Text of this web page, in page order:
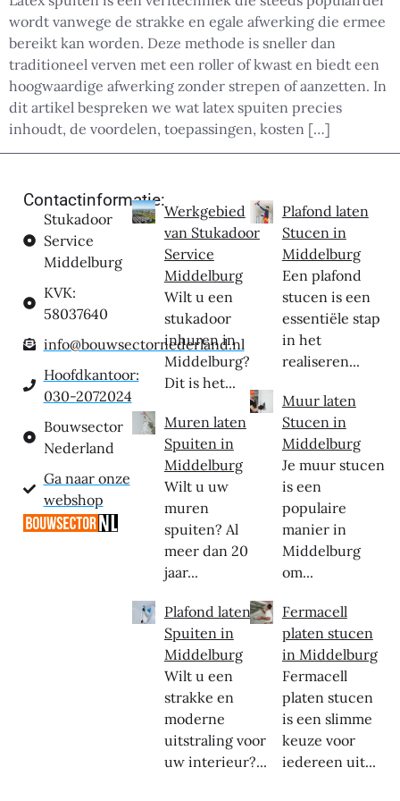
wordt vanwege de strakke en egale afwerking die ermee
bereikt kan worden. Deze methode is sneller dan
traditioneel verven met een roller of kwast en biedt een
hoogwaardige afwerking zonder strepen of aanzetten. In
dit artikel bespreken we wat latex spuiten precies
inhoudt, de voordelen, toepassingen, kosten […]
Contactinformatie:
Stukadoor
Service
Middelburg
KVK:
58037640
info@bouwsectornederland.nl
Hoofdkantoor:
030-2072024
Bouwsector
Nederland
Ga naar onze
webshop
Werkgebied
van Stukadoor
Service
Middelburg
Wilt u een
stukadoor
inhuren in
Middelburg?
Dit is het...
Muren laten
Spuiten in
Middelburg
Wilt u uw
muren
spuiten? Al
meer dan 20
jaar...
Plafond laten
Spuiten in
Middelburg
Wilt u een
strakke en
moderne
uitstraling voor
uw interieur?...
Plafond laten
Stucen in
Middelburg
Een plafond
stucen is een
essentiële stap
in het
realiseren...
Muur laten
Stucen in
Middelburg
Je muur stucen
is een
populaire
manier in
Middelburg
om...
Fermacell
platen stucen
in Middelburg
Fermacell
platen stucen
is een slimme
keuze voor
iedereen uit...